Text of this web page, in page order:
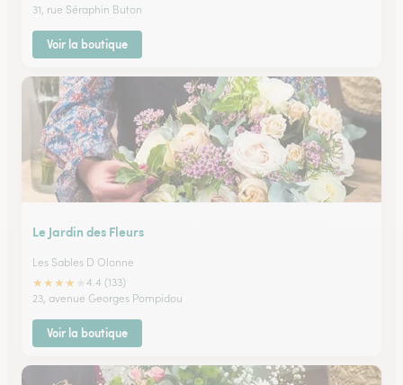
31, rue Séraphin Buton
Voir la boutique
Le Jardin des Fleurs
Les Sables D Olonne
★★★★
4.4 (133)
23, avenue Georges Pompidou
Voir la boutique